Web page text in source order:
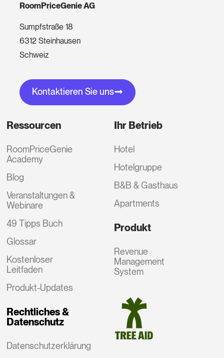
RoomPriceGenie AG
Sumpfstraße 18
6312 Steinhausen
Schweiz
Kontaktieren Sie uns
Ressourcen
RoomPriceGenie
Academy
Blog
Veranstaltungen &
Webinare
49 Tipps Buch
Glossar
Kostenloser
Leitfaden
Produkt-Updates
Rechtliches &
Datenschutz
Datenschutzerklärung
Ihr Betrieb
Hotel
Hotelgruppe
B&B & Gasthaus
Apartments
Produkt
Revenue
Management
System